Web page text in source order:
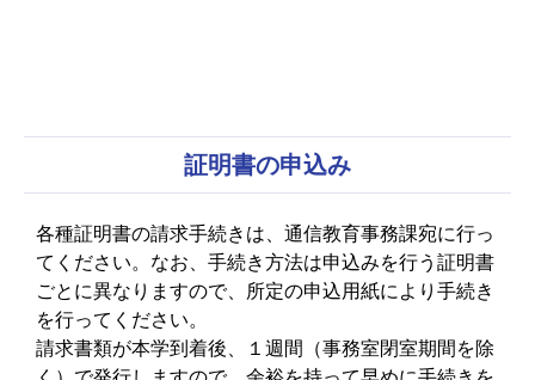
証明書の申込み
各種証明書の請求手続きは、通信教育事務課宛に行っ
てください。なお、手続き方法は申込みを行う証明書
ごとに異なりますので、所定の申込用紙により手続き
を行ってください。
請求書類が本学到着後、１週間（事務室閉室期間を除